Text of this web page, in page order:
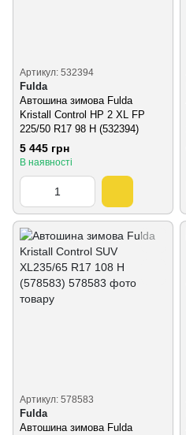
Артикул: 532394
Fulda
Автошина зимова Fulda
Kristall Control HP 2 XL FP
225/50 R17 98 H (532394)
5 445 грн
В наявності
Артикул: 578583
Fulda
Автошина зимова Fulda